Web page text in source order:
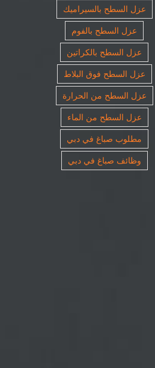
عزل السطح بالسيراميك
عزل السطح بالفوم
عزل السطح بالكراتين
عزل السطح فوق البلاط
عزل السطح من الحرارة
عزل السطح من الماء
مطلوب صباغ في دبي
وظائف صباغ في دبي